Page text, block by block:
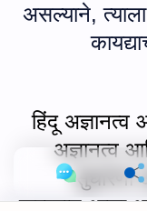
असल्याने,
हिंदू अज्ञानत्‍व
अज्ञानत्‍व
सुधारणा
करण्यात आला
We